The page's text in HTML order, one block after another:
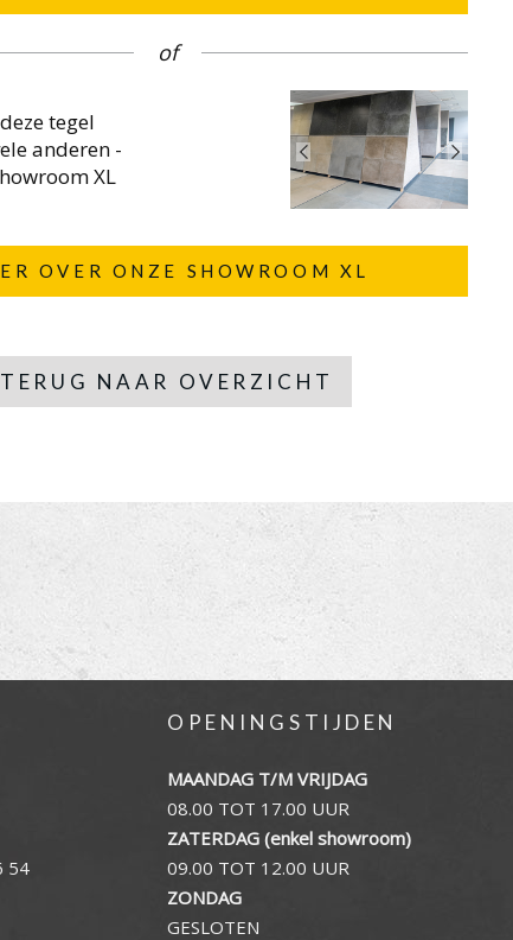
of
tegel
anderen -
XL
OVER ONZE SHOWROOM XL
TERUG NAAR OVERZICHT
54
OPENINGSTIJDEN
MAANDAG T/M VRIJDAG
08.00 TOT 17.00 UUR
ZATERDAG (enkel showroom)
09.00 TOT 12.00 UUR
ZONDAG
GESLOTEN